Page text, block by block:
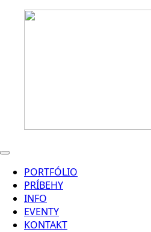
PORTFÓLIO
PRÍBEHY
INFO
EVENTY
KONTAKT